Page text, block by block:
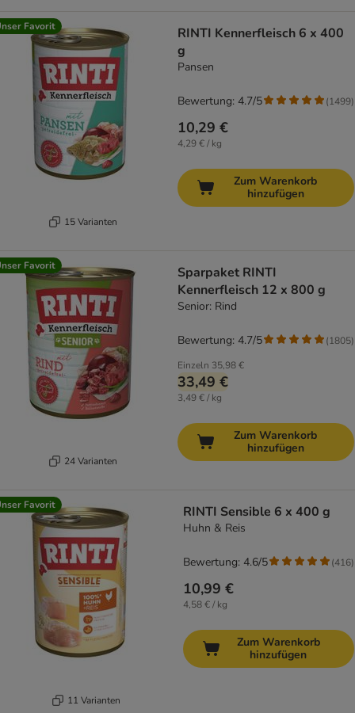
Favorit
15 Varianten
RINTI Kennerfleisch 6 x 400
g
Pansen
10,29 €
4,29 € / kg
Bewertung: 4.7/5 (1499)
Zum Warenkorb
hinzufügen
Favorit
24 Varianten
Sparpaket RINTI
Kennerfleisch 12 x 800 g
Senior: Rind
Einzeln 35,98 €
33,49 €
3,49 € / kg
Bewertung: 4.7/5 (1805)
Zum Warenkorb
hinzufügen
Favorit
11 Varianten
RINTI Sensible 6 x 400 g
Huhn & Reis
10,99 €
4,58 € / kg
Bewertung: 4.6/5 (416)
Zum Warenkorb
hinzufügen